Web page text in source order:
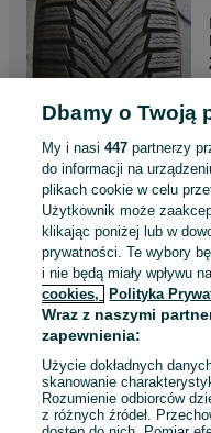
1 2
Dbamy o Twoją
My i nasi447 partnerzy
do informacji na
plikach cookie w celu
Użytkownik może
klikając poniżej lub w
prywatności. Te wybory
i nie będą miały wpływu
cookies,
Polityka
Wraz z naszymi
zapewnienia:
Użycie dokładnych
skanowanie
Rozumienie odbiorców
z różnych źródeł.